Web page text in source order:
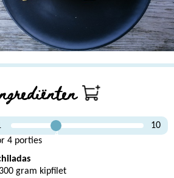
4
10
4 porties
300 gram kipfilet